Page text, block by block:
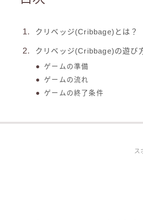
クリベッジ(Cribbage)とは？
クリベッジ(Cribbage)の遊び
ゲームの準備
ゲームの流れ
ゲームの終了条件
ス